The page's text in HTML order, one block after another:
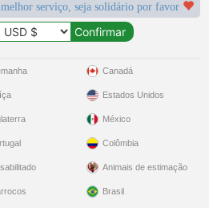
serviço, seja solidário por favor
Canadá
Estados Unidos
México
Colômbia
Animais de estimação
Brasil